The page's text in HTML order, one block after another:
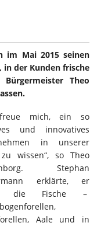
im Mai 2015 seinen
in der Kunden frische
Theo
mich, ein so
und innovatives
in unserer
wissen“, so Theo
Stephan
erklärte, er
die Fische –
Aale und in